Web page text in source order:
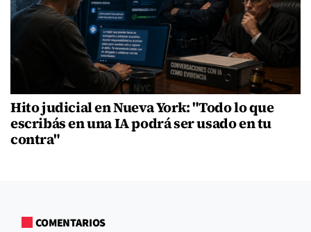
Hito judicial en Nueva York: "Todo lo que
escribás en una IA podrá ser usado en tu
contra"
COMENTARIOS